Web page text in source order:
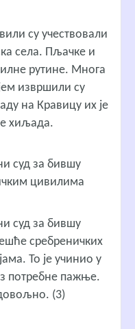
су учествовали
села. Пљачке и
рутине. Многа
извршили су
на Кравицу их је
хиљада.
суд за бившу
цивилима
суд за бившу
сребреничких
То је учинио у
потребне пажње.
(3)